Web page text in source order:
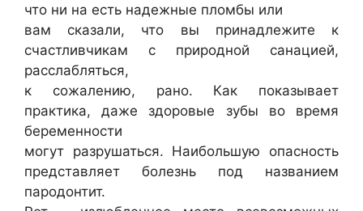
что ни на есть надежные пломбы или
вам сказали, что вы принадлежите к
счастливчикам с природной санацией,
расслабляться,
к сожалению, рано. Как показывает
практика, даже здоровые зубы во время
беременности
могут разрушаться. Наибольшую опасность
представляет болезнь под названием
пародонтит.